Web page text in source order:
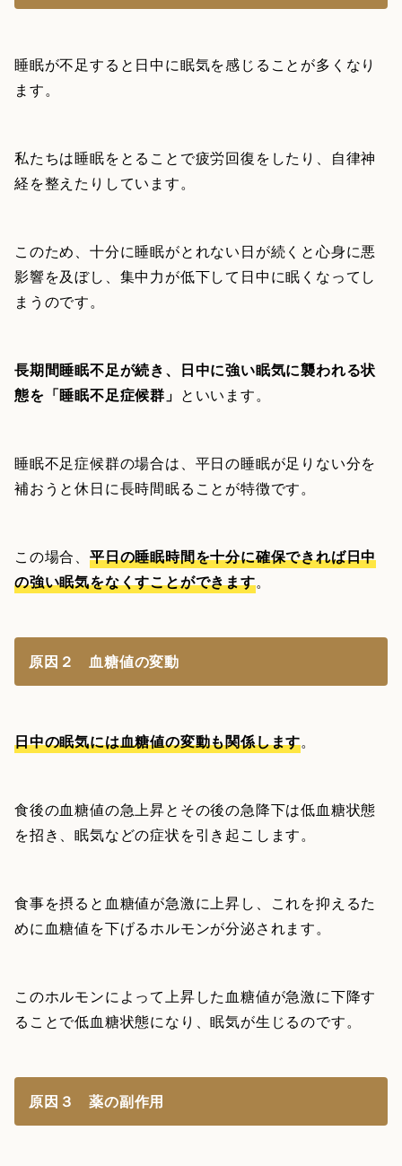
睡眠が不足すると日中に眠気を感じることが多くなり
ます。
私たちは睡眠をとることで疲労回復をしたり、自律神
経を整えたりしています。
このため、十分に睡眠がとれない日が続くと心身に悪
影響を及ぼし、集中力が低下して日中に眠くなってし
まうのです。
長期間睡眠不足が続き、日中に強い眠気に襲われる状
態を「睡眠不足症候群」 といいます。
睡眠不足症候群の場合は、平日の睡眠が足りない分を
補おうと休日に長時間眠ることが特徴です。
この場合、 平日の睡眠時間を十分に確保できれば日中
の強い眠気をなくすことができます。
原因２ 血糖値の変動
日中の眠気には血糖値の変動も関係します。
食後の血糖値の急上昇とその後の急降下は低血糖状態
を招き、眠気などの症状を引き起こします。
食事を摂ると血糖値が急激に上昇し、これを抑えるた
めに血糖値を下げるホルモンが分泌されます。
このホルモンによって上昇した血糖値が急激に下降す
ることで低血糖状態になり、眠気が生じるのです。
原因３ 薬の副作用